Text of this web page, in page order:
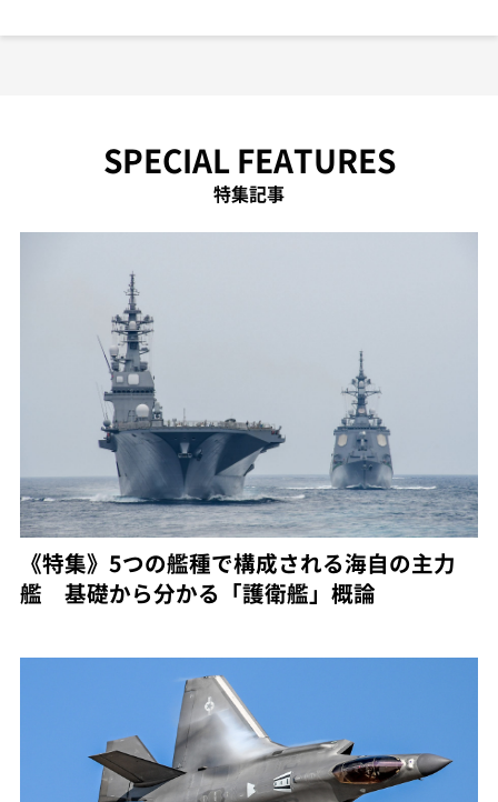
SPECIAL FEATURES
特集記事
《特集》5つの艦種で構成される海自の主力
艦 基礎から分かる「護衛艦」概論